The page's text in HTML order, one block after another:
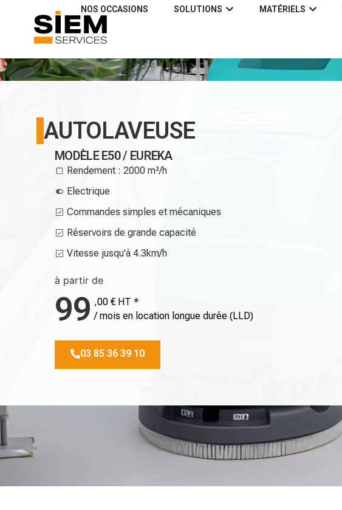
NOS OCCASIONS SOLUTIONS MATÉRIELS
AUTOLAVEUSE
MODÈLE E50 / EUREKA
Rendement : 2000 m²/h
Electrique
Commandes simples et mécaniques
Réservoirs de grande capacité
Vitesse jusqu'à 4.3km/h
à partir de
99 ,00 € HT *
/ mois en location longue durée (LLD)
03 85 36 39 10